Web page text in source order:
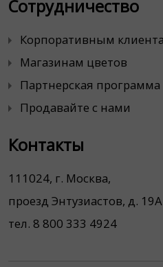
Сотрудничество
Корпоративным
Магазинам цветов
Партнерская программа
Продавайте с нами
Контакты
111024, г. Москва,
проезд Энтузиастов, д. 19А
тел. 8 800 333 4924